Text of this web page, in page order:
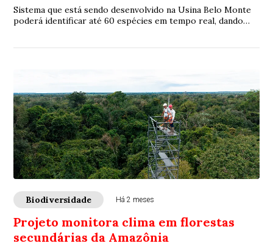
Sistema que está sendo desenvolvido na Usina Belo Monte
poderá identificar até 60 espécies em tempo real, dando
Biodiversidade Há 2 meses
Projeto monitora clima em florestas
secundárias da Amazônia